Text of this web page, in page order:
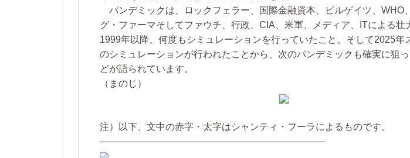
パンデミックは、ロックフェラー、国際金融資本、ビルゲイツ、WHO
グ・ファーマそしてファウチ、行政、CIA、米軍、メディア、ITによる壮
1999年以降、何度もシミュレーションを行っていたこと。そして2025年
のシミュレーションが行われたことから、次のパンデミックも確実に狙
どが語られています。
（まのじ）
注）以下、文中の赤字・太字はシャンティ・フーラによるものです。
————————————————————————